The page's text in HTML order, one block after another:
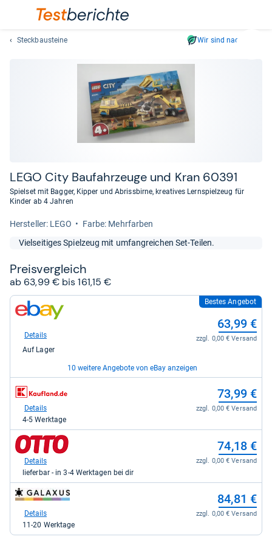
und
Steckbausteine Wir sind nachhaltig
LEGO City Bau­fahr­zeuge und Kran 60391
Spielset mit Bagger, Kipper und Abrissbirne, kreatives Lernspielzeug für
Kinder ab 4 Jahren
Her­stel­ler: LEGO
Farbe: Mehrfarben
Vielseitiges Spielzeug mit umfangreichen Set-Teilen.
Preis­ver­gleich
ab 63,99 € bis 161,15 €
zum
Shop:
eBay
63,99
Bestes Angebot
63,99 €
zzgl. 0,00 € Versand
Details
Auf Lager
10 weitere Angebote von eBay anzeigen
zum
Shop:
eBay
69,90
kaufen.
69,90 €
zzgl. 0,00 € Versand
Details
Auf Lager
zum
Shop:
eBay
69,99
kaufen.
69,99 €
zzgl. 0,00 € Versand
Details
Auf Lager
zum
Shop:
eBay
71,00 €
zzgl. 0,00 € Versand
Details
Auf Lager
zum
Shop:
Kaufland
73,99
kaufen.
73,99 €
zzgl. 0,00 € Versand
Details
4-5 Werktage
zum
Shop:
Otto.de
74,18
kaufen.
74,18 €
zzgl. 0,00 € Versand
Details
lieferbar - in 3-4 Werktagen bei dir
zum
Shop:
galaxus
84,81 €
zzgl. 0,00 € Versand
Details
11-20 Werktage